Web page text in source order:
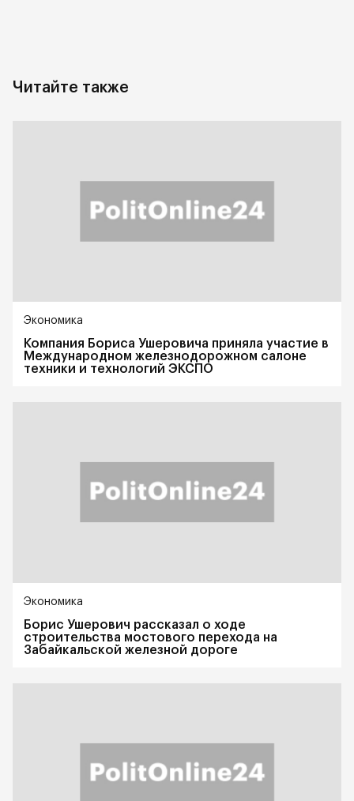
Читайте также
Экономика
Компания Бориса Ушеровича приняла участие в
Международном железнодорожном салоне
техники и технологий ЭКСПО
Экономика
Борис Ушерович рассказал о ходе
строительства мостового перехода на
Забайкальской железной дороге